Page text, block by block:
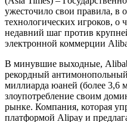
ужесточило свои правила, в
технологических игроков, о
недавний шаг против
электронной коммерции
В минувшие выходные,
рекордный
миллиарда юаней (более 3,6
злоупотребление своим
рынке. Компания, которая
платформой Alipay и